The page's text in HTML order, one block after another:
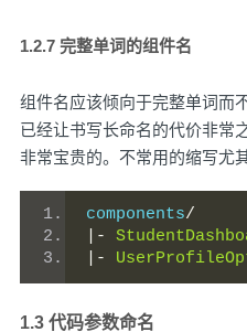
1.2.7 完整单词的组件名
组件名应该倾向于完整单词而
已经让书写长命名的代价非常
非常宝贵的。不常用的缩写尤
components/
|-
|-
1.3 代码参数命名